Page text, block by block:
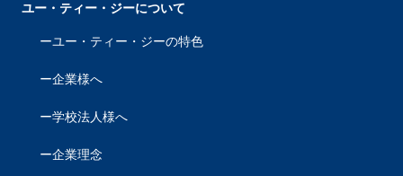
ユー・ティー・ジーについて
ユー・ティー・ジーの特色
企業様へ
学校法人様へ
企業理念